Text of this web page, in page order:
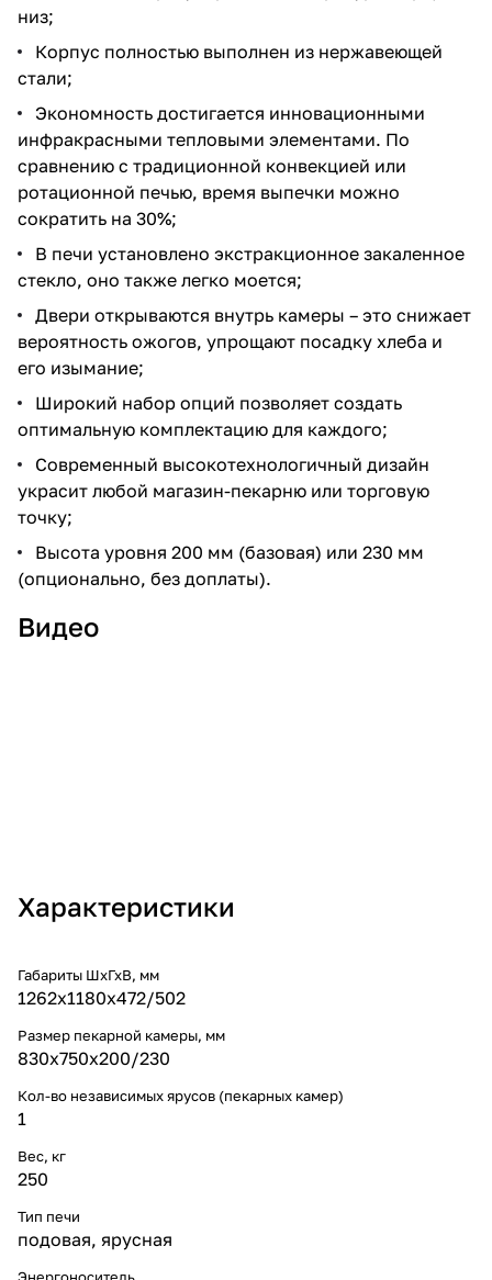
низ;
Корпус полностью выполнен из нержавеющей
стали;
Экономность достигается инновационными
инфракрасными тепловыми элементами. По
сравнению с традиционной конвекцией или
ротационной печью, время выпечки можно
сократить на 30%;
В печи установлено экстракционное закаленное
стекло, оно также легко моется;
Двери открываются внутрь камеры – это снижает
вероятность ожогов, упрощают посадку хлеба и
его изымание;
Широкий набор опций позволяет создать
оптимальную комплектацию для каждого;
Современный высокотехнологичный дизайн
украсит любой магазин-пекарню или торговую
точку;
Высота уровня 200 мм (базовая) или 230 мм
(опционально, без доплаты).
Видео
Характеристики
Габариты ШхГхВ, мм
1262х1180х472/502
Размер пекарной камеры, мм
830x750x200/230
Кол-во независимых ярусов (пекарных камер)
1
Вес, кг
250
Тип печи
подовая, ярусная